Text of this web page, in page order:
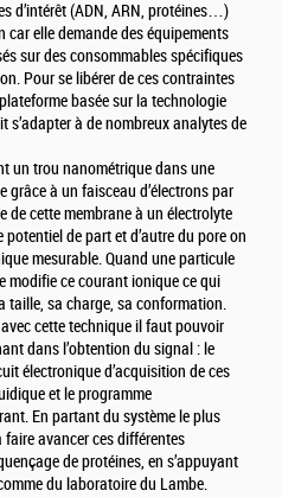
d’intérêt (ADN, ARN, protéines…)
car elle demande des équipements
sur des consommables spécifiques
Pour se libérer de ces contraintes
basée sur la technologie
à de nombreux analytes de
un trou nanométrique dans une
grâce à un faisceau d’électrons par
de cette membrane à un électrolyte
de part et d’autre du pore on
mesurable. Quand une particule
modifie ce courant ionique ce qui
taille, sa charge, sa conformation.
cette technique il faut pouvoir
dans l’obtention du signal : le
électronique d’acquisition de ces
et le programme
En partant du système le plus
avancer ces différentes
de protéines, en s’appuyant
du laboratoire du Lambe.